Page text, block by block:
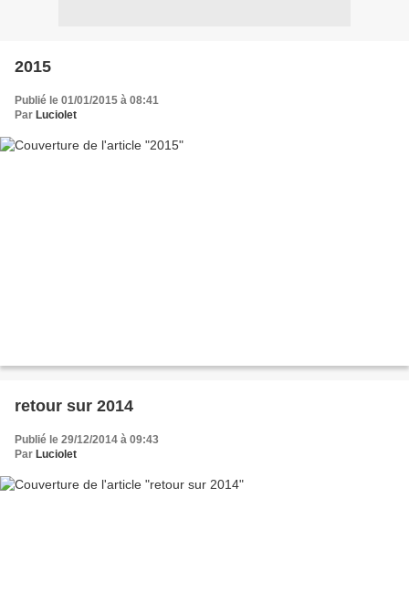
2015
Publié le 01/01/2015 à 08:41
Par Luciolet
retour sur 2014
Publié le 29/12/2014 à 09:43
Par Luciolet